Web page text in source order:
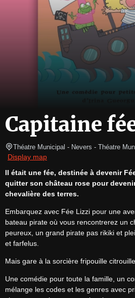
Capitaine
Théatre Municipal - Nevers - Théatre
Display map
ll était une fée, destinée à devenir
quitter son château rose pour
chevalière des terres.
Embarquez avec Fée Lizzi pour une
bateau pirate où vous rencontrerez un
peureux, un grand pirate pas rikiki et
et farfelus.
Mais gare à la sorcière fripouille
Une comédie pour toute la famille, un
mélange les codes et les genres avec